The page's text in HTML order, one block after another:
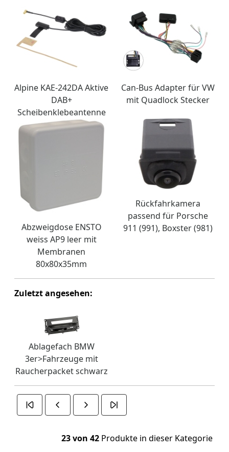
Alpine KAE-242DA Aktive
DAB+
Scheibenklebeantenne
Can-Bus Adapter für VW
mit Quadlock Stecker
Abzweigdose ENSTO
weiss AP9 leer mit
Membranen
80x80x35mm
Rückfahrkamera
passend für Porsche
911 (991), Boxster (981)
Zuletzt angesehen:
Ablagefach BMW
3er>Fahrzeuge mit
Raucherpacket schwarz
23 von 42 Produkte in dieser Kategorie